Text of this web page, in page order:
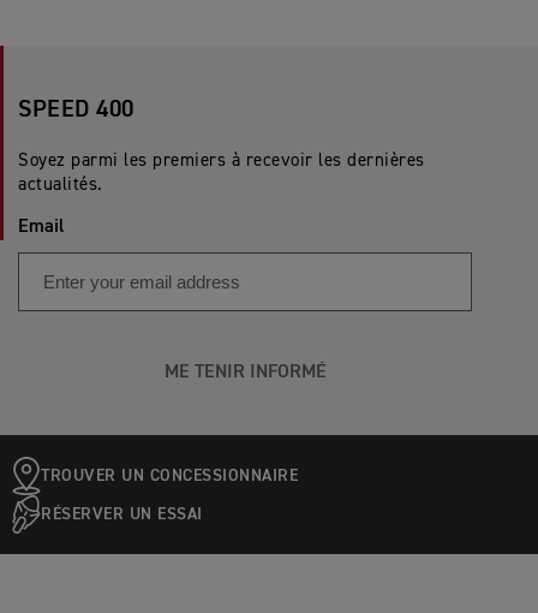
SPEED 400
Soyez parmi les premiers à recevoir les dernières
actualités.
Email
ME TENIR INFORMÉ
TROUVER UN CONCESSIONNAIRE
RÉSERVER UN ESSAI